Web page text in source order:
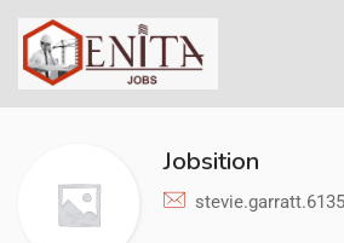
Jobsition